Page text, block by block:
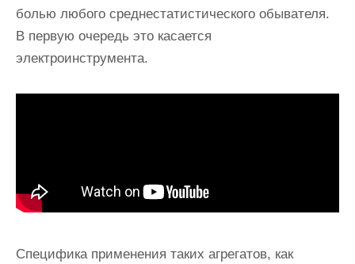
болью любого среднестатистического обывателя.
В первую очередь это касается
электроинструмента.
Специфика применения таких агрегатов, как